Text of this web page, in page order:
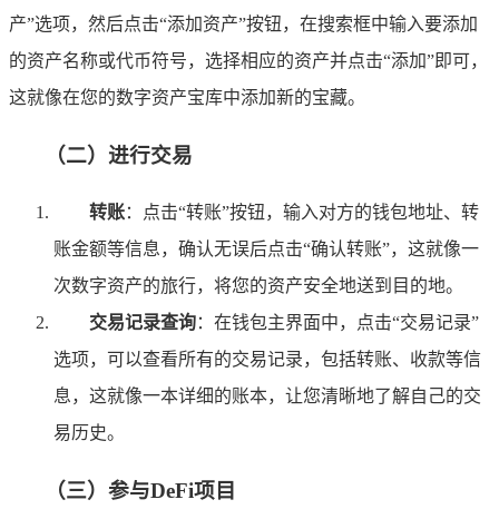
产”选项，然后点击“添加资产”按钮，在搜索框中输入要添加
的资产名称或代币符号，选择相应的资产并点击“添加”即可，
这就像在您的数字资产宝库中添加新的宝藏。
（二）进行交易
转账：点击“转账”按钮，输入对方的钱包地址、转
账金额等信息，确认无误后点击“确认转账”，这就像一
次数字资产的旅行，将您的资产安全地送到目的地。
交易记录查询：在钱包主界面中，点击“交易记录”
选项，可以查看所有的交易记录，包括转账、收款等信
息，这就像一本详细的账本，让您清晰地了解自己的交
易历史。
（三）参与DeFi项目